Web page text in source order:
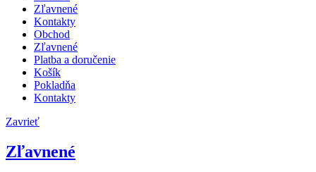
Zľavnené
Kontakty
Obchod
Zľavnené
Platba a doručenie
Košík
Pokladňa
Kontakty
Zavrieť
Zľavnené